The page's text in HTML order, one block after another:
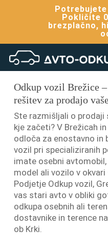
Pokličite
brezplačno,
Odkup
Odkup vozil Brežice
rešitev za prodajo
Ste razmišljali o prodaji
kje začeti? V Brežicah
odloča za enostavno in
vozil pri specializiranih
imate osebni
model ali vozilo v
Podjetje Odkup vozil,
vas stari avto v obliki
odkupa osebnih ali
dostavnike in terence
ob Krki.